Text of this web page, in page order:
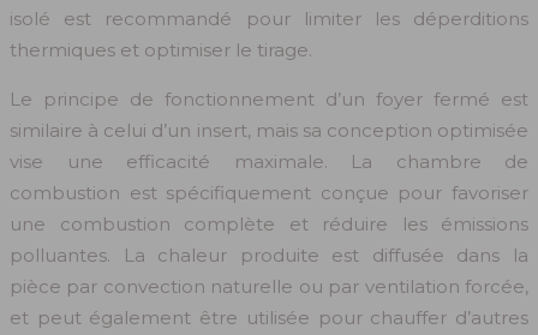
isolé est recommandé pour limiter les déperditions
thermiques et optimiser le tirage.
Le principe de fonctionnement d’un foyer fermé est
similaire à celui d’un insert, mais sa conception optimisée
vise une efficacité maximale. La chambre de
combustion est spécifiquement conçue pour favoriser
une combustion complète et réduire les émissions
polluantes. La chaleur produite est diffusée dans la
pièce par convection naturelle ou par ventilation forcée,
et peut également être utilisée pour chauffer d’autres